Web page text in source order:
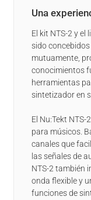
Una
El kit NTS-2 y el
sido
mutuamente,
conocimientos
herramientas
sintetizador en
El Nu:Tekt
para músicos.
canales que
las señales de
NTS-2 también
onda flexible y
funciones de